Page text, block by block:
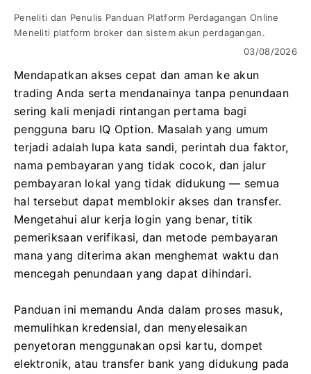
Peneliti dan Penulis Panduan Platform Perdagangan Online
Meneliti platform broker dan sistem akun perdagangan.
03/08/2026
Mendapatkan akses cepat dan aman ke akun
trading Anda serta mendanainya tanpa penundaan
sering kali menjadi rintangan pertama bagi
pengguna baru IQ Option. Masalah yang umum
terjadi adalah lupa kata sandi, perintah dua faktor,
nama pembayaran yang tidak cocok, dan jalur
pembayaran lokal yang tidak didukung — semua
hal tersebut dapat memblokir akses dan transfer.
Mengetahui alur kerja login yang benar, titik
pemeriksaan verifikasi, dan metode pembayaran
mana yang diterima akan menghemat waktu dan
mencegah penundaan yang dapat dihindari.
Panduan ini memandu Anda dalam proses masuk,
memulihkan kredensial, dan menyelesaikan
penyetoran menggunakan opsi kartu, dompet
elektronik, atau transfer bank yang didukung pada